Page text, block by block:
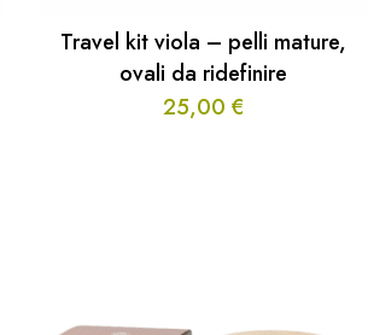
Travel kit viola – pelli mature,
ovali da ridefinire
25,00€